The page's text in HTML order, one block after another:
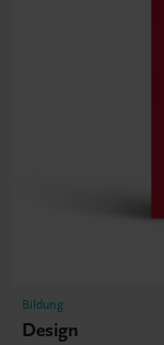
Bildung
Design